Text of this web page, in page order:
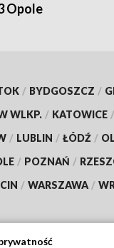
Opole
/ BYDGOSZCZ /
WLKP. / KATOWICE /
/ LUBLIN / ŁÓDŹ /
/ POZNAŃ /
/ WARSZAWA /